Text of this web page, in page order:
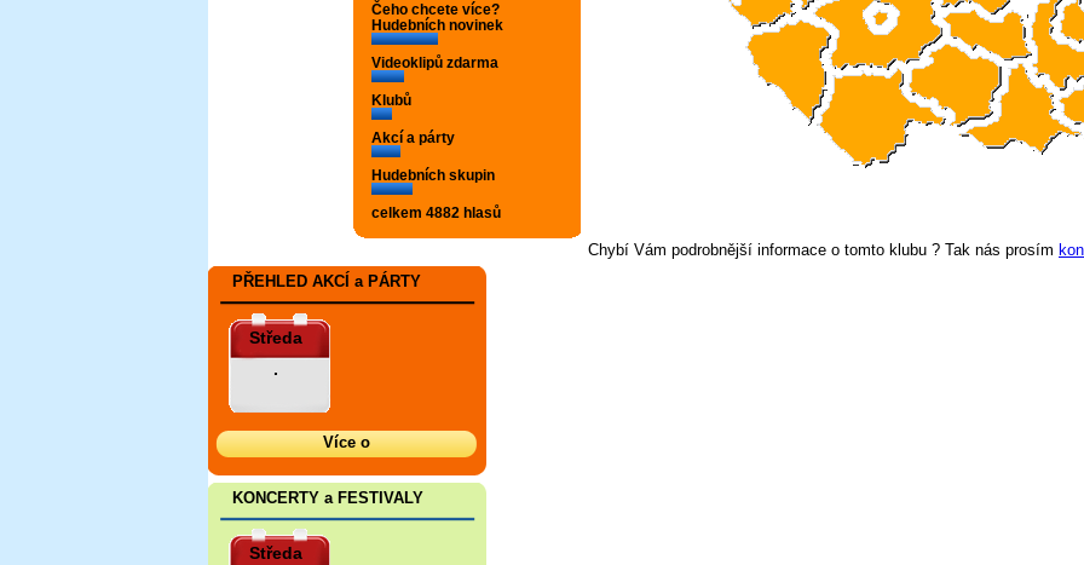
Čeho chcete více?
Hudebních novinek
Videoklipů zdarma
Klubů
Akcí a párty
Hudebních skupin
celkem 4882 hlasů
Chybí Vám podrobnější informace o tomto klubu ? Tak nás prosím
PŘEHLED AKCÍ a PÁRTY
Středa
.
Více o
KONCERTY a FESTIVALY
Středa